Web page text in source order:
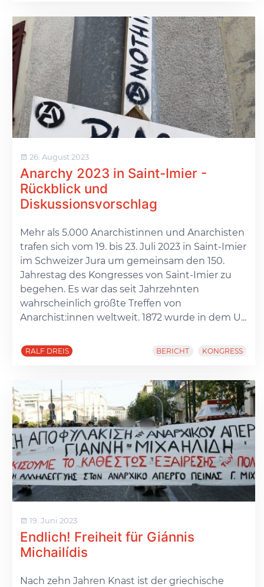
26. August 2023
Anarchy 2023 in Saint-Imier -
Rückblick und
Diskussionsvorschlag
Mehr als 5.000 Anarchistinnen und Anarchisten
trafen sich vom 19. bis 23. Juli 2023 in Saint-Imier
im Schweizer Jura um gemeinsam den 150.
Jahrestag des Kongresses von Saint-Imier zu
begehen. Es war das seit Jahrzehnten
wahrscheinlich größte Treffen von
Anarchist:innen weltweit. 1872 wurde in dem U...
RALF DREIS BERICHT KONGRESS
19. Juni 2023
Endlich! Freiheit für Giánnis
Michailídis
Nach zehn Jahren Knast ist der griechische